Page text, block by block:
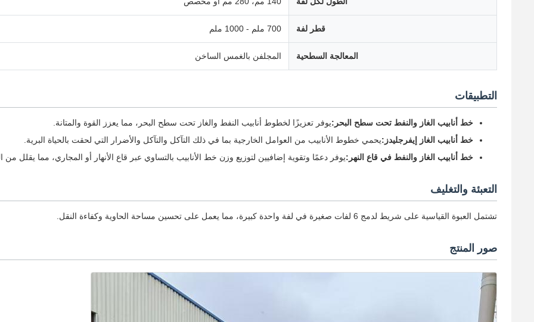
قطر لفة 700 ملم - 1000 ملم
المعالجة السطحية المجلفن بالغمس الساخن
التطبيقات
خط أنابيب الغاز والنفط تحت سطح البحر:يوفر تعزيزًا لخطوط أنابيب النفط والغاز تحت سطح البحر، مما يعزز القوة والمتانة.
خط أنابيب الغاز إيفرجليدز:يحمي خطوط الأنابيب من العوامل الخارجية بما في ذلك التآكل والتآكل والأضرار التي لحقت بالحياة البرية.
خط أنابيب الغاز والنفط في قاع النهر:يوفر دعمًا وتقوية إضافيين لتوزيع وزن خط الأنابيب بالتساوي عبر قاع الأنهار أو المجاري، مما يقلل من
التعبئة والتغليف
تشتمل العبوة القياسية على شريط لدمج 6 لفات صغيرة في لفة واحدة كبيرة، مما يعمل على تحسين مساحة الحاوية وكفاءة النقل.
صور المنتج